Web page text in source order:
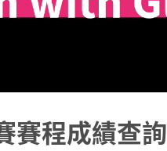
賽程成績查詢